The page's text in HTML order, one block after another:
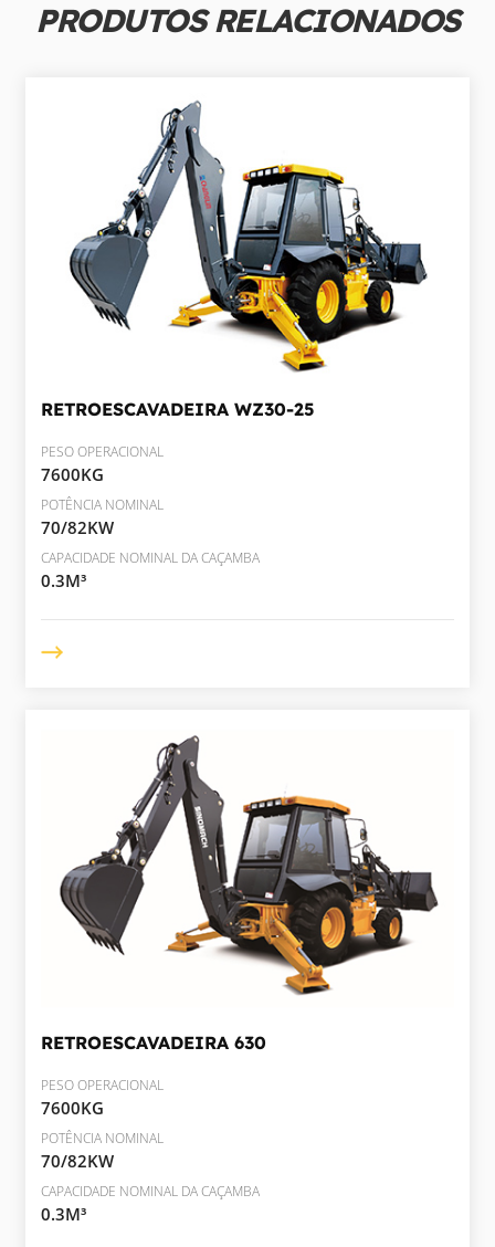
PRODUTOS RELACIONADOS
RETROESCAVADEIRAWZ30-25
PESO OPERACIONAL
7600KG
POTÊNCIA NOMINAL
70/82KW
CAPACIDADE NOMINAL DA CAÇAMBA
0.3M³
RETROESCAVADEIRA630
PESO OPERACIONAL
7600KG
POTÊNCIA NOMINAL
70/82KW
CAPACIDADE NOMINAL DA CAÇAMBA
0.3M³